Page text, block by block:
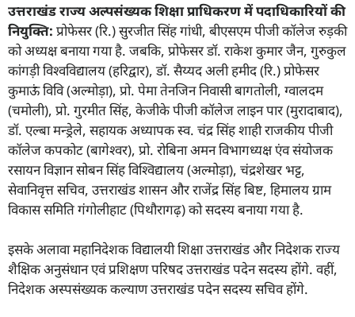
उत्तराखंड राज्य अल्पसंख्यक शिक्षा प्राधिकरण में पदाधिकारियों की
नियुक्ति: प्रोफेसर (रि.) सुरजीत सिंह गांधी, बीएसएम पीजी कॉलेज रुड़की
को अध्यक्ष बनाया गया है. जबकि, प्रोफेसर डॉ. राकेश कुमार जैन, गुरुकुल
कांगड़ी विश्वविद्यालय (हरिद्वार), डॉ. सैय्यद अली हमीद (रि.) प्रोफेसर
कुमाऊं विवि (अल्मोड़ा), प्रो. पेमा तेनजिन निवासी बागतोली, ग्वालदम
(चमोली), प्रो. गुरमीत सिंह, केजीके पीजी कॉलेज लाइन पार (मुरादाबाद),
डॉ. एल्बा मन्ड्रेले, सहायक अध्यापक स्व. चंद्र सिंह शाही राजकीय पीजी
कॉलेज कपकोट (बागेश्वर), प्रो. रोबिना अमन विभागध्यक्ष एंव संयोजक
रसायन विज्ञान सोबन सिंह विश्विद्यालय (अल्मोड़ा), चंद्रशेखर भट्ट,
सेवानिवृत्त सचिव, उत्तराखंड शासन और राजेंद्र सिंह बिष्ट, हिमालय ग्राम
विकास समिति गंगोलीहाट (पिथौरागढ़) को सदस्य बनाया गया है.
इसके अलावा महानिदेशक विद्यालयी शिक्षा उत्तराखंड और निदेशक राज्य
शैक्षिक अनुसंधान एवं प्रशिक्षण परिषद उत्तराखंड पदेन सदस्य होंगे. वहीं,
निदेशक अस्पसंख्यक कल्याण उत्तराखंड पदेन सदस्य सचिव होंगे.